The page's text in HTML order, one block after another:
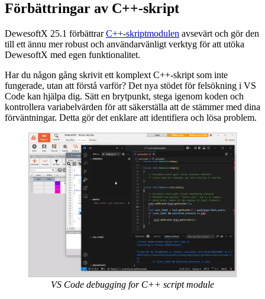
Förbättringar av C++-skript
DewesoftX 25.1 förbättrarC++-skriptmodulen avsevärt och gör den
till ett ännu mer robust och användarvänligt verktyg för att utöka
DewesoftX med egen funktionalitet.
Har du någon gång skrivit ett komplext C++-skript som inte
fungerade, utan att förstå varför? Det nya stödet för felsökning i VS
Code kan hjälpa dig. Sätt en brytpunkt, stega igenom koden och
kontrollera variabelvärden för att säkerställa att de stämmer med dina
förväntningar. Detta gör det enklare att identifiera och lösa problem.
VS Code debugging for C++ script module